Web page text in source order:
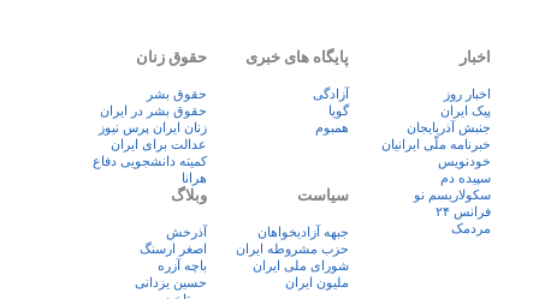
اخبار
اخبار روز
پيک ايران
جنبش آذربایجان
خبرنامه ملّی ایرانیان
خودنویس
سپیده دم
سکولاریسم نو
فرانس ۲۴
مردمک
پایگاه های خبری
آزادگی
گویا
همبوم
حقوق زنان
حقوق بشر
حقوق بشر در ایران
زنان ايران پرس نيوز
عدالت برای ایران
کمیته دانشجویی دفاع
هرانا
سیاست
جبهه آزادیخواهان
حزب مشروطه ایران
شورای ملی ایران
ملیون ایران
وبلاگ
آذرخش
اصغر ارسنگ
باچه آزره
حسین یزدانی